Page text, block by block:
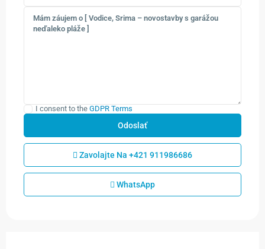
I consent to the GDPR Terms
Zavolajte Na +421 911986686
WhatsApp